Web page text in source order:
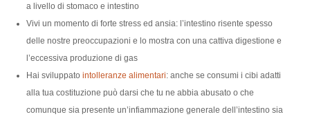
a livello di stomaco e intestino
Vivi un momento di forte stress ed ansia: l’intestino risente spesso
delle nostre preoccupazioni e lo mostra con una cattiva digestione e
l’eccessiva produzione di gas
Hai sviluppato intolleranze alimentari: anche se consumi i cibi adatti
alla tua costituzione può darsi che tu ne abbia abusato o che
comunque sia presente un’infiammazione generale dell’intestino sia